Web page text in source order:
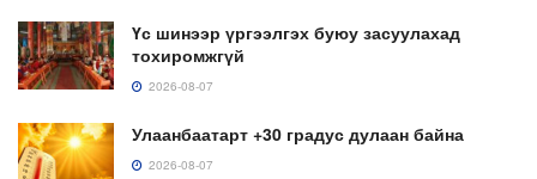
Үс шинээр үргээлгэх буюу засуулахад
тохиромжгүй
2026-08-07
Улаанбаатарт +30 градус дулаан байна
2026-08-07